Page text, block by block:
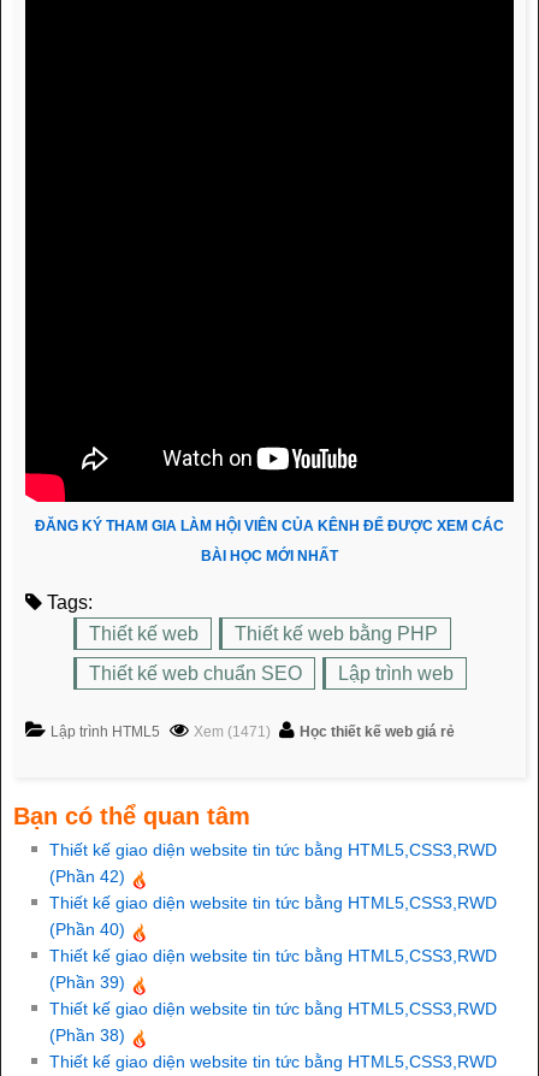
ĐĂNG KÝ THAM GIA LÀM HỘI VIÊN CỦA KÊNH ĐỂ ĐƯỢC XEM CÁC
BÀI HỌC MỚI NHẤT
Tags:
Thiết kế web
Thiết kế web bằng PHP
Thiết kế web chuẩn SEO
Lập trình web
Lập trình HTML5 Xem (1471) Học thiết kế web giá rẻ
Bạn có thể quan tâm
Thiết kế giao diện website tin tức bằng HTML5,CSS3,RWD
(Phần 42)
Thiết kế giao diện website tin tức bằng HTML5,CSS3,RWD
(Phần 40)
Thiết kế giao diện website tin tức bằng HTML5,CSS3,RWD
(Phần 39)
Thiết kế giao diện website tin tức bằng HTML5,CSS3,RWD
(Phần 38)
Thiết kế giao diện website tin tức bằng HTML5,CSS3,RWD